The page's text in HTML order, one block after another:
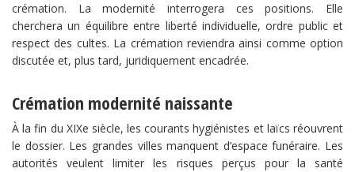
crémation. La modernité interrogera ces positions. Elle
cherchera un équilibre entre liberté individuelle, ordre public et
respect des cultes. La crémation reviendra ainsi comme option
discutée et, plus tard, juridiquement encadrée.
Crémation modernité naissante
À la fin du XIXe siècle, les courants hygiénistes et laïcs réouvrent
le dossier. Les grandes villes manquent d’espace funéraire. Les
autorités veulent limiter les risques perçus pour la santé